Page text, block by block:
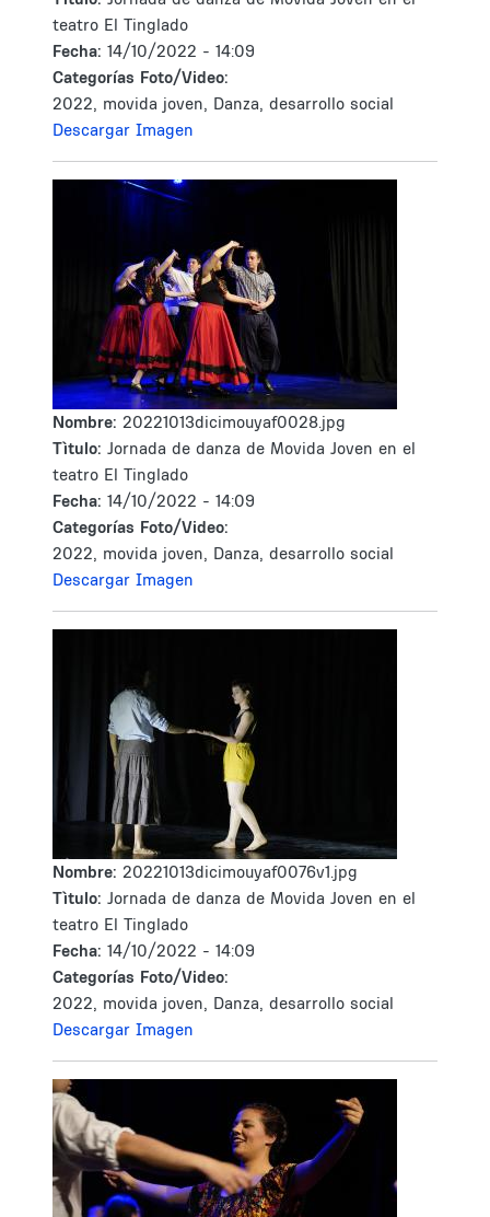
teatro El Tinglado
Fecha: 14/10/2022 - 14:09
Categorías Foto/Video:
2022, movida joven, Danza, desarrollo social
Descargar Imagen
Nombre: 20221013dicimouyaf0028.jpg
Tìtulo: Jornada de danza de Movida Joven en el
teatro El Tinglado
Fecha: 14/10/2022 - 14:09
Categorías Foto/Video:
2022, movida joven, Danza, desarrollo social
Descargar Imagen
Nombre: 20221013dicimouyaf0076v1.jpg
Tìtulo: Jornada de danza de Movida Joven en el
teatro El Tinglado
Fecha: 14/10/2022 - 14:09
Categorías Foto/Video:
2022, movida joven, Danza, desarrollo social
Descargar Imagen